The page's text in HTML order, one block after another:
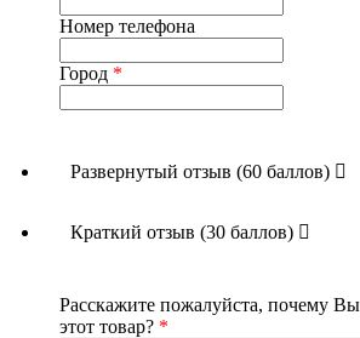
Номер телефона
Город *
Развернутый отзыв (60 баллов)
Краткий отзыв (30 баллов)
Расскажите пожалуйста, почему
этот товар? *